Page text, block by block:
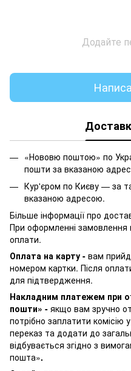
Додайте
«Нововю поштою» по
пошти за вказаною
Кур'єром по Києву — за
вказаною адресою.
Більше інформації про
При оформленні замовлення
оплати.
Оплата на карту - вам
номером картки. Після
для підтвердження.
Накладним платежем при
пошти» - якщо вам зручно
потрібно заплатити комісію
переказ та додати до
відбувається згідно з
пошта».